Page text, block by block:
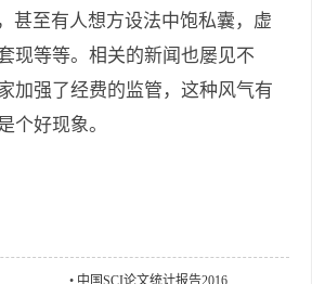
甚至有人想方设法中饱私囊，虚
现等等。相关的新闻也屡见不
加强了经费的监管，这种风气有
个好现象。
• 中国SCI论文统计报告2016